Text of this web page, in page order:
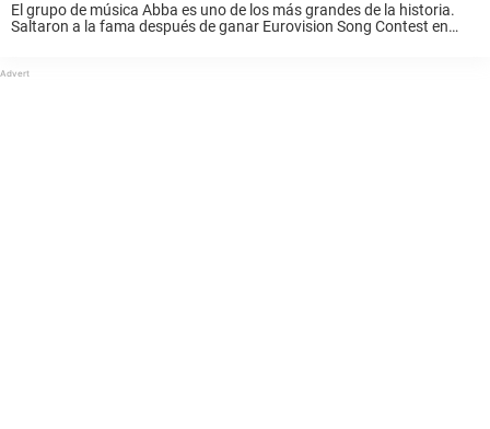
El grupo de música Abba es uno de los más grandes de la historia.
Saltaron a la fama después de ganar Eurovision Song Contest en